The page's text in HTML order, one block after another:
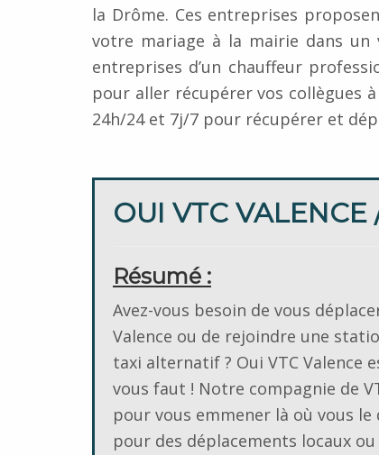
la Drôme. Ces entreprises
votre mariage à la mairie dans
entreprises d’un chauffeur
pour aller récupérer vos collègues
24h/24 et 7j/7 pour récupérer et
OUI VTC
Résumé :
Avez-vous besoin de vous
Valence ou de rejoindre une
taxi alternatif ? Oui VTC Valence
vous faut ! Notre compagnie de
pour vous emmener là où vous le
pour des déplacements locaux